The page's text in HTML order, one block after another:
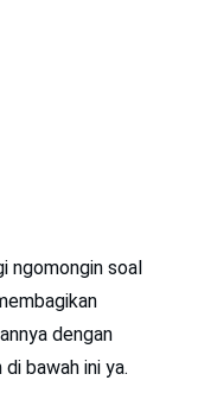
ngomongin soal
dengan
bawah ini ya.